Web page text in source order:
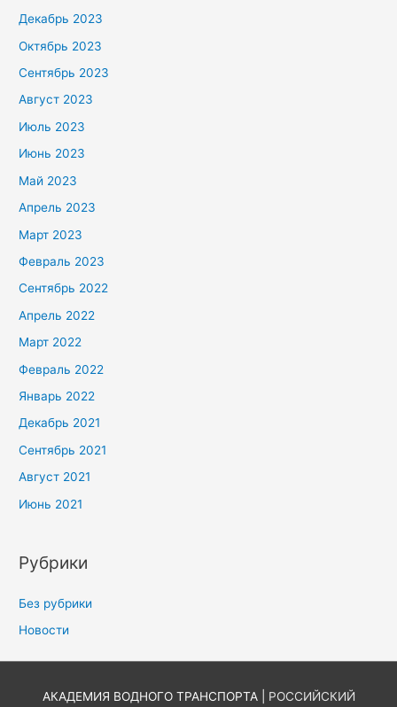
Декабрь 2023
Октябрь 2023
Сентябрь 2023
Август 2023
Июль 2023
Июнь 2023
Май 2023
Апрель 2023
Март 2023
Февраль 2023
Сентябрь 2022
Апрель 2022
Март 2022
Февраль 2022
Январь 2022
Декабрь 2021
Сентябрь 2021
Август 2021
Июнь 2021
Рубрики
Без рубрики
Новости
АКАДЕМИЯ ВОДНОГО ТРАНСПОРТА | РОССИЙСКИЙ